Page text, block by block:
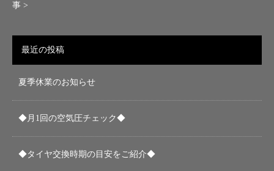
事 >
最近の投稿
夏季休業のお知らせ
◆月1回の空気圧チェック◆
◆タイヤ交換時期の目安をご紹介◆